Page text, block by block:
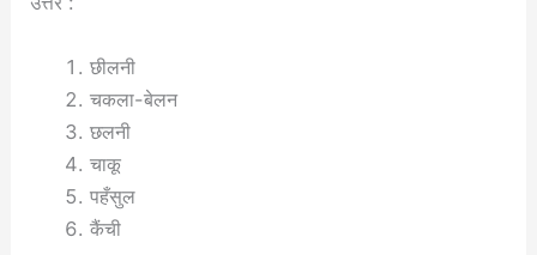
छीलनी
चकला-बेलन
छलनी
चाकू
पहँसुल
कैंची